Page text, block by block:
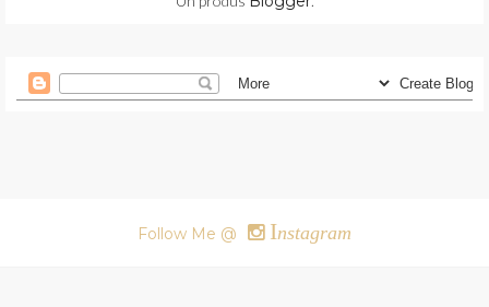
Follow Me @ Instagram